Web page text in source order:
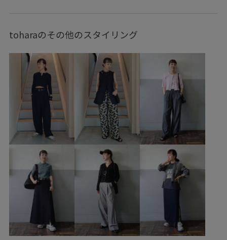
キャミソール パンツ デニムパンツ
GAF06000 GAK06100 GAS06160 GAX86060
1枚あると重宝 26SSデニム 26SSデニムpick_up
SETUP Wbottoms_pickup Wtops_pickup
こなれ感 さらりとした アウター
アダムエロぺパンツ アダムエロぺ雑貨 ウエストがゴム
ウエストタック カッティング カップ付き コットン
シアー シャツ ジャケット ストラップ
ストレッチ性 セットアップ
セットアップ対象商品 タック チューブトップ
toharaのその他のスタイリング